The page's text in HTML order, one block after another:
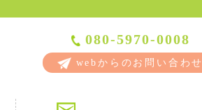
080-5970-0008
webからのお問い合わせ